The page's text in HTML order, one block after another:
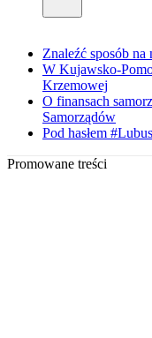
Znaleźć sposób
W Kujawsko-
Krzemowej
O finansach
Samorządów
Pod hasłem
Promowane treści